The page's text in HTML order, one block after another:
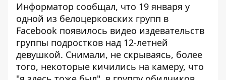
Информатор сообщал, что 19 января у
одной из белоцерковских групп в
Facebook появилось видео издевательств
группы подростков над 12-летней
девушкой. Снимали, не скрываясь, более
того, некоторые кичились на камеру, что